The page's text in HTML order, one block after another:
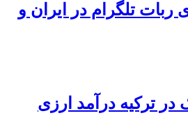
ربات تلگرام در ایران و
در ترکیه درآمد ارزی